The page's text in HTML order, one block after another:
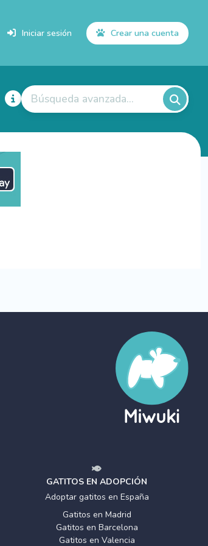
Iniciar sesión Crear una cuenta
Búsqueda avanzada...
GATITOS EN ADOPCIÓN
Adoptar gatitos en España
Gatitos en Madrid
Gatitos en Barcelona
Gatitos en Valencia